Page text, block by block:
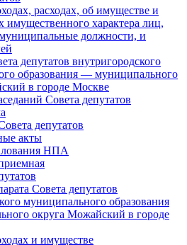
расходах, об имуществе и
имущественного характера лиц,
должности, и
депутатов внутригородского
образования — муниципального
в городе Москве
Совета депутатов
депутатов
акты
НПА
Совета депутатов
муниципального образования
округа Можайский в городе
и имуществе